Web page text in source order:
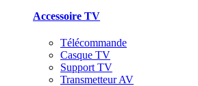
Accessoire TV
Télécommande
Casque TV
Support TV
Transmetteur AV